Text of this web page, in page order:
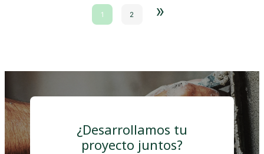
1 2 »
¿Desarrollamos tu
proyecto juntos?